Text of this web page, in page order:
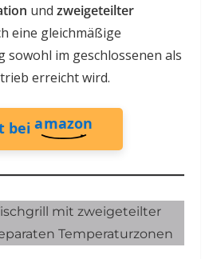
und zweigeteilter
eine gleichmäßige
im geschlossenen als
erreicht wird.
bei amazon